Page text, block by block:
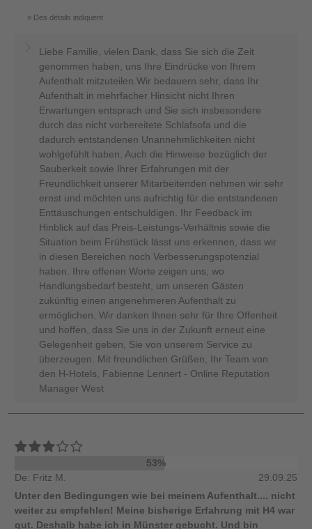
Des détails indiquent
Liebe Familie, vielen Dank, dass Sie sich die Zeit
genommen haben, uns Ihre Eindrücke von Ihrem
Aufenthalt mitzuteilen.Wir bedauern sehr, dass Ihr
Aufenthalt in mehrfacher Hinsicht nicht Ihren
Erwartungen entsprach und Sie sich insbesondere
durch das nicht vorbereitete Schlafsofa und die
dadurch entstandenen Unannehmlichkeiten nicht
wohlgefühlt haben. Auch die Hinweise bezüglich der
Sauberkeit sowie Ihrer Erfahrungen mit der
Freundlichkeit unserer Mitarbeitenden nehmen wir sehr
ernst und möchten uns aufrichtig für die entstandenen
Enttäuschungen entschuldigen. Ihr Feedback im
Hinblick auf das Preis-Leistungs-Verhältnis sowie die
Situation beim Frühstück lässt uns erkennen, dass wir
in diesen Bereichen noch Verbesserungspotenzial
haben. Ihre offenen Worte zeigen uns, wo
Handlungsbedarf besteht, um unseren Gästen
zukünftig einen angenehmeren Aufenthalt zu
ermöglichen. Wir danken Ihnen sehr für Ihre Offenheit
und hoffen, dass Sie uns in der Zukunft erneut eine
Gelegenheit geben, Sie von unserem Service zu
überzeugen. Mit freundlichen Grüßen, Ihr Team von
den H-Hotels, Fabienne Lennert - Online Reputation
Manager West
53%
De: Fritz M.
29.09.25
Unter den Bedingungen wie bei meinem Aufenthalt.... nicht
weiter zu empfehlen! Meine bisherige Erfahrung mit H4 war
gut. Deshalb habe ich in Münster gebucht. Und bin